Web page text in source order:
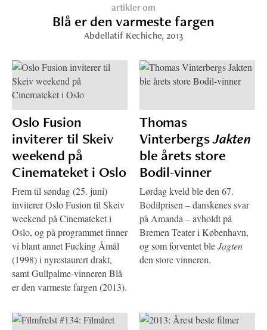
artikler om
Blå er den varmeste fargen
Abdellatif Kechiche, 2013
Oslo Fusion
inviterer til Skeiv
weekend på
Cinemateket i Oslo
Frem til søndag (25. juni)
inviterer Oslo Fusion til Skeiv
weekend på Cinemateket i
Oslo, og på programmet finner
vi blant annet Fucking Åmål
(1998) i nyrestaurert drakt,
samt Gullpalme-vinneren Blå
er den varmeste fargen (2013).
Thomas
VinterbergsJakten
ble årets store
Bodil-vinner
Lørdag kveld ble den 67.
Bodilprisen – danskenes svar
på Amanda – avholdt på
Bremen Teater i København,
og som forventet bleJagten
den store vinneren.